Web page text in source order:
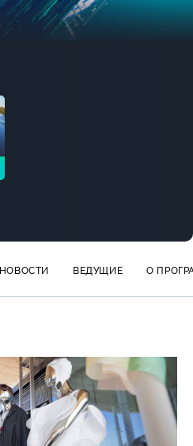
НОВОСТИ ВЕДУЩИЕ О